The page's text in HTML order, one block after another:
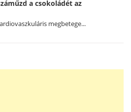
a csokoládét az
megbetege...